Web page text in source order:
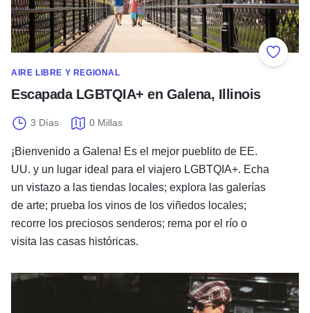
Añadir
AIRE LIBRE Y REGIONAL
Escapada LGBTQIA+ en Galena, Illinois
3 Días 0 Millas
¡Bienvenido a Galena! Es el mejor pueblito de EE.
UU. y un lugar ideal para el viajero LGBTQIA+. Echa
un vistazo a las tiendas locales; explora las galerías
de arte; prueba los vinos de los viñedos locales;
recorre los preciosos senderos; rema por el río o
visita las casas históricas.
Un experto en diversiones en Chicago